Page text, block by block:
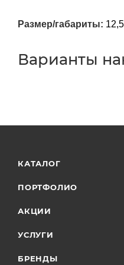
Размер/габариты:
Варианты
КАТАЛОГ
ПОРТФОЛИО
АКЦИИ
УСЛУГИ
БРЕНДЫ